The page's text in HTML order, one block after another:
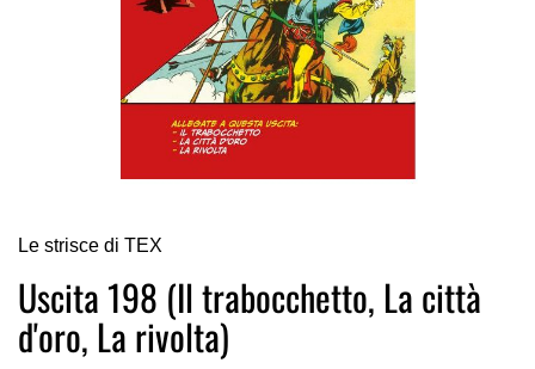
all'inizio
della
galleria
di
immagini
Le strisce di TEX
Uscita 198 (Il trabocchetto, La città
d'oro, La rivolta)